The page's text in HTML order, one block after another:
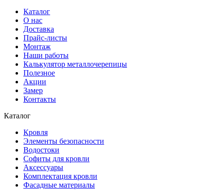
Каталог
О нас
Доставка
Прайс-листы
Монтаж
Наши работы
Калькулятор металлочерепицы
Полезное
Акции
Замер
Контакты
Каталог
Кровля
Элементы безопасности
Водостоки
Софиты для кровли
Аксессуары
Комплектация кровли
Фасадные материалы